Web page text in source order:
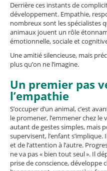
Derrière ces instants de
développement. Empathie,
nombreux sont les spécialistes
animaux jouent un rôle
émotionnelle, sociale et
Une amitié silencieuse, mais
plus qu’on ne l’imagine.
Un premier pas
l’empathie
S’occuper d’un animal, c’est
le promener, l’emmener chez
autant de gestes simples, mais
supervisent, l’enfant
et de l’attention à l’autre.
ne va pas « bien tout seul ». Il
prise de conscience, développe